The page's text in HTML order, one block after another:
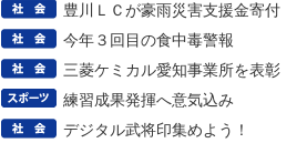
豊川ＬＣが豪雨災害支援金寄付
今年３回目の食中毒警報
三菱ケミカル愛知事業所を表彰
練習成果発揮へ意気込み
デジタル武将印集めよう！